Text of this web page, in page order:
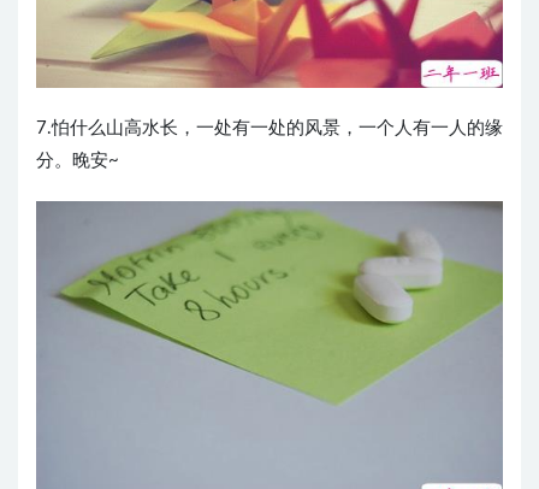
7.怕什么山高水长，一处有一处的风景，一个人有一人的缘
分。晚安~